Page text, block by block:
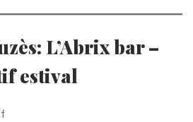
L’Abrix bar –
estival